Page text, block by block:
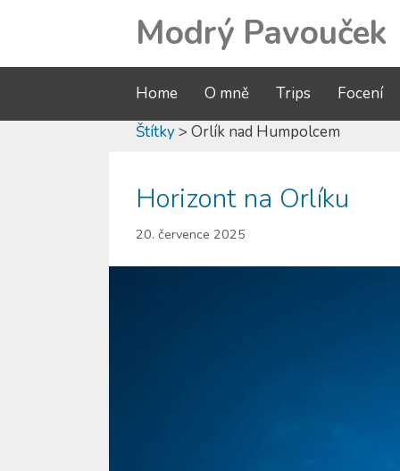
Modrý Pavouček
Home O mně Trips
Focení
Štítky> Orlík nad Humpolcem
Horizont na Orlíku
20. července 2025